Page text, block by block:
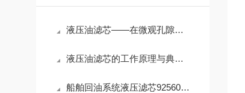
液压油滤芯——在微观孔隙中捍卫液压系统的“血液纯净”
液压油滤芯的工作原理与典型应用解析
船舶回油系统液压滤芯925602Q高效滤油参数